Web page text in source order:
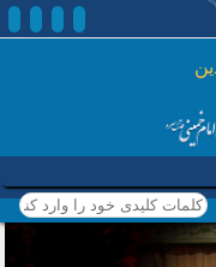
کلمات کلیدی خود را وارد
کنید